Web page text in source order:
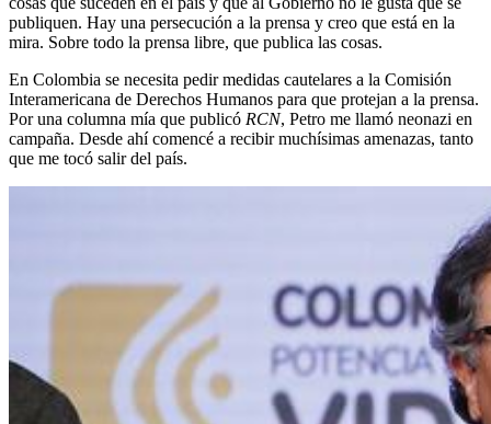
publiquen. Hay una persecución a la prensa y creo que está en la
mira. Sobre todo la prensa libre, que publica las cosas.
En Colombia se necesita pedir medidas cautelares a la Comisión
Interamericana de Derechos Humanos para que protejan a la prensa.
Por una columna mía que publicó RCN, Petro me llamó neonazi en
campaña. Desde ahí comencé a recibir muchísimas amenazas, tanto
que me tocó salir del país.